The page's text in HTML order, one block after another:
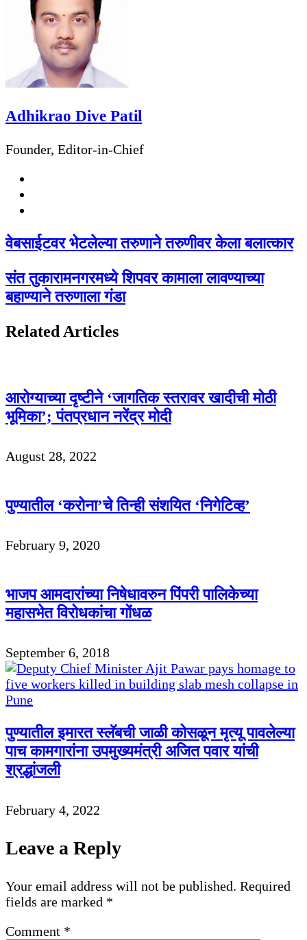
Adhikrao Dive Patil
Founder, Editor-in-Chief
वेबसाईटवर भेटलेल्या तरुणाने तरुणीवर केला बलात्कार
संत तुकारामनगरमध्ये शिपवर कामाला लावण्याच्या
बहाण्याने तरुणाला गंडा
Related Articles
आरोग्याच्या दृष्टीने ‘जागतिक स्तरावर खादीची मोठी
भूमिका’; पंतप्रधान नरेंद्र मोदी
August 28, 2022
पुण्यातील ‘करोना’चे तिन्ही संशयित ‘निगेटिव्ह’
February 9, 2020
भाजप आमदारांच्या निषेधावरुन पिंपरी पालिकेच्या
महासभेत विरोधकांचा गोंधळ
September 6, 2018
पुण्यातील इमारत स्लॅबची जाळी कोसळून मृत्यू पावलेल्या
पाच कामगारांना उपमुख्यमंत्री अजित पवार यांची
श्रद्धांजली
February 4, 2022
Leave a Reply
Your email address will not be published. Required
fields are marked *
Comment *